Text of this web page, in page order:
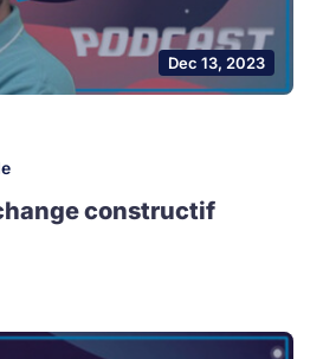
Dec 13, 2023
constructif